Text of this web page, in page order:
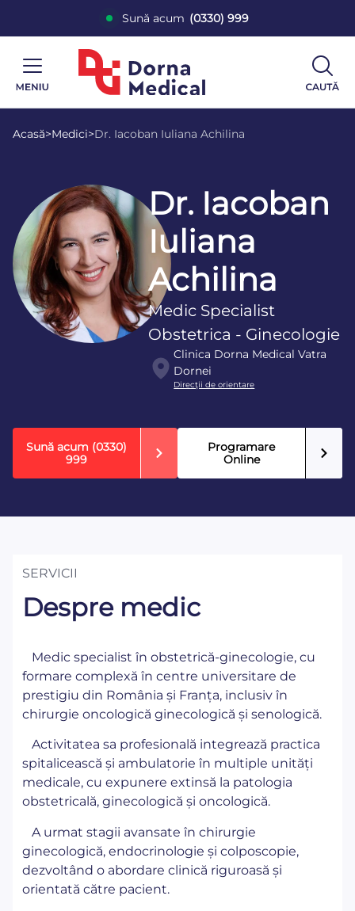
Sună acum (0330) 999
Acasă>Medici>Dr. Iacoban Iuliana Achilina
Dr. Iacoban
Iuliana
Achilina
Medic Specialist
Obstetrica - Ginecologie
Clinica Dorna Medical Vatra
Dornei
Direcţii de orientare
Sună acum (0330)
999
Programare
Online
SERVICII
Despre medic
Medic specialist în obstetrică-ginecologie, cu
formare complexă în centre universitare de
prestigiu din România și Franța, inclusiv în
chirurgie oncologică ginecologică și senologică.
Activitatea sa profesională integrează practica
spitalicească și ambulatorie în multiple unități
medicale, cu expunere extinsă la patologia
obstetricală, ginecologică și oncologică.
A urmat stagii avansate în chirurgie
ginecologică, endocrinologie și colposcopie,
dezvoltând o abordare clinică riguroasă și
orientată către pacient.